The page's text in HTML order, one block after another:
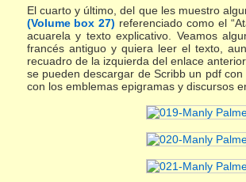
El cuarto y último, del que les muestro
(Volume box 27) referenciado como el
acuarela y texto explicativo. Veamos
francés antiguo y quiera leer el texto,
recuadro de la izquierda del enlace
se pueden descargar de Scribb un pdf
con los emblemas epigramas y discursos